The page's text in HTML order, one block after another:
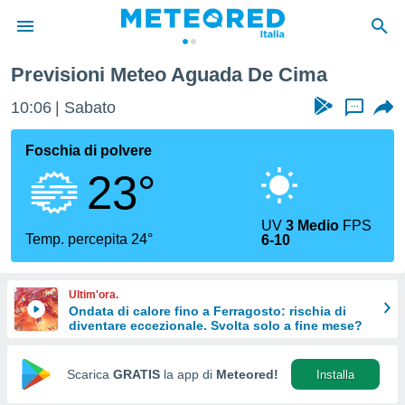
di
per
le
di
Web
Previsioni Meteo Aguada De Cima
10:06 Sabato ...
Foschia di polvere
23°
Temp. percepita 24°
UV3 Medio FPS
6-10
Ultim'ora.
Ondata di calore fino a Ferragosto: rischia di
diventare eccezionale. Svolta solo a fine mese?
Scarica GRATIS la app di Meteored! Installa